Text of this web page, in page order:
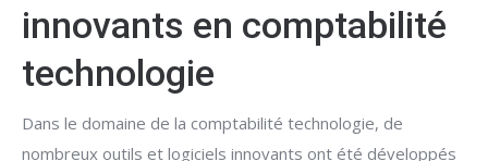
innovants en comptabilité
technologie
Dans le domaine de la comptabilité technologie, de
nombreux outils et logiciels innovants ont été développés